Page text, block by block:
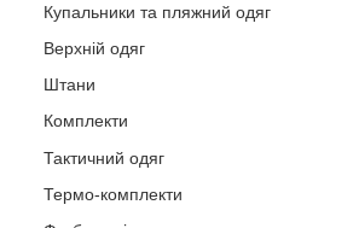
Купальники та пляжний одяг
Верхній одяг
Штани
Комплекти
Тактичний одяг
Термо-комплекти